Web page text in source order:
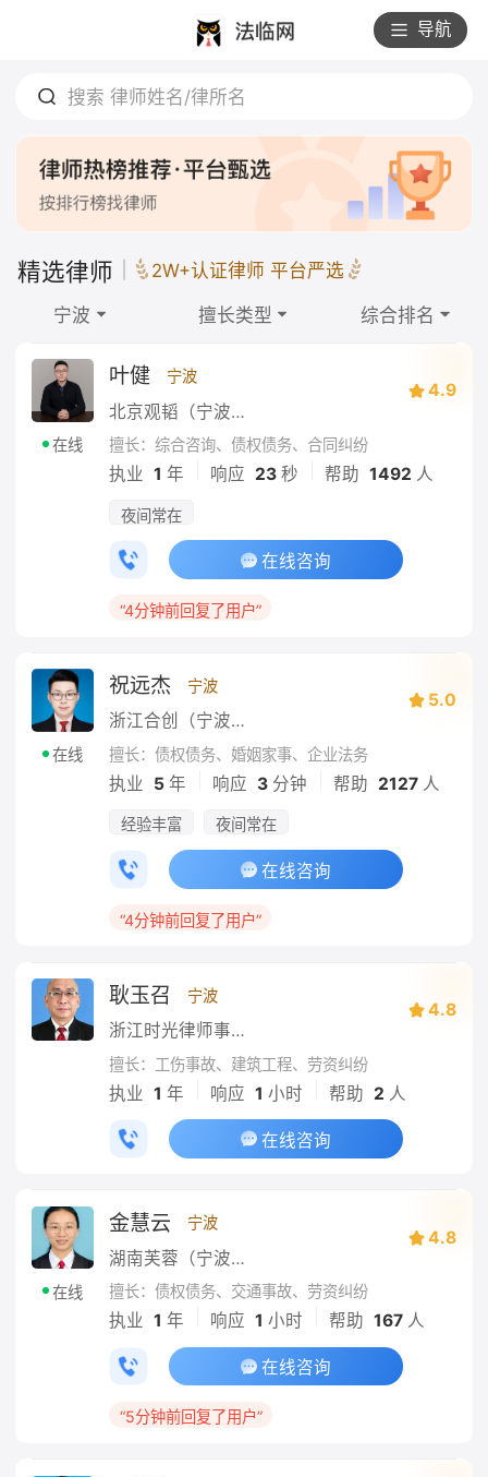
导航
搜索 律师姓名/律所名
精选律师 2W+认证律师 平台严选
宁波 擅长类型 综合排名
在线
叶健 宁波
北京观韬（宁波）律师事务所
4.9
擅长：综合咨询、债权债务、合同纠纷
执业 1 年 响应 23秒 帮助 1492 人
夜间常在
在线咨询
“4分钟前回复了用户”
在线
祝远杰 宁波
浙江合创（宁波石化开发区）律师事务所
5.0
擅长：债权债务、婚姻家事、企业法务
执业 5 年 响应 3分钟 帮助 2127人
经验丰富 夜间常在
在线咨询
“4分钟前回复了用户”
耿玉召 宁波
浙江时光律师事务所
4.8
擅长：工伤事故、建筑工程、劳资纠纷
执业 1 年 响应 1 小时 帮助 2 人
在线咨询
在线
金慧云 宁波
湖南芙蓉（宁波）律师事务所
4.8
擅长：债权债务、交通事故、劳资纠纷
执业 1 年 响应 1 小时 帮助 167人
在线咨询
“5分钟前回复了用户”